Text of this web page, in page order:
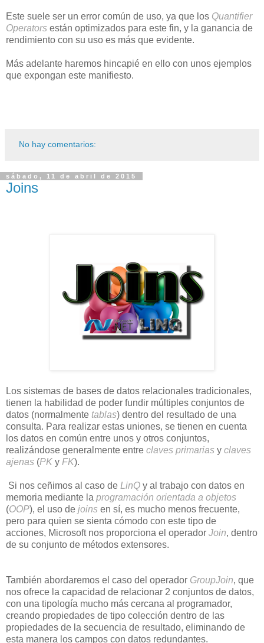
Este suele ser un error común de uso, ya que los Quantifier
Operators están optimizados para este fin, y la ganancia de
rendimiento con su uso es más que evidente.
Más adelante haremos hincapié en ello con unos ejemplos
que expongan este manifiesto.
No hay comentarios:
sábado, 11 de abril de 2015
Joins
Los sistemas de bases de datos relacionales tradicionales,
tienen la habilidad de poder fundir múltiples conjuntos de
datos (normalmente tablas) dentro del resultado de una
consulta. Para realizar estas uniones, se tienen en cuenta
los datos en común entre unos y otros conjuntos,
realizándose generalmente entre claves primarias y claves
ajenas (PK y FK).
Si nos ceñimos al caso de LinQ y al trabajo con datos en
memoria mediante la programación orientada a objetos
(OOP), el uso de joins en sí, es mucho menos frecuente,
pero para quien se sienta cómodo con este tipo de
acciones, Microsoft nos proporciona el operador Join, dentro
de su conjunto de métodos extensores.
También abordaremos el caso del operador GroupJoin, que
nos ofrece la capacidad de relacionar 2 conjuntos de datos,
con una tipología mucho más cercana al programador,
creando propiedades de tipo colección dentro de las
propiedades de la secuencia de resultado, eliminando de
esta manera los campos con datos redundantes.